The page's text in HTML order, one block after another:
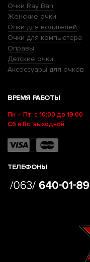
Очки Ray Ban
Женские очки
Очки для водителей
Очки для компьютера
Оправы
Детские очки
Аксессуары для очков
ВРЕМЯ РАБОТЫ
Пн – Пт: с 10:00 до 19:00
Сб и Вс: выходной
ТЕЛЕФОНЫ